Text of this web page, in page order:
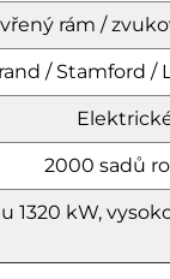
rám /
/ Stamford /
2000 sadů
1320 kW,